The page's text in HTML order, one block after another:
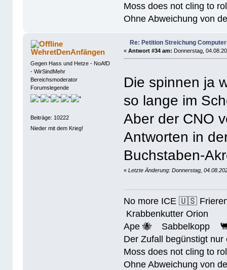
Moss does not cling to
Ohne Abweichung von
WehretDenAnfängen
Gegen Hass und Hetze - NoAfD
- WirSindMehr
Bereichsmoderator
Forumslegende
Beiträge: 10222
Nieder mit dem Krieg!
Re: Petition Streichung
«Antwort #34 am: Donnerstag,
Die spinnen ja
so lange im
Aber der CNO
Antworten in
Buchstaben-
«Letzte Änderung: Donnerstag,
No more ICE 🇺🇸
Krabbenkutter Orion
Ape 🐝 Sabbelkopp
Der Zufall begünstigt
Moss does not cling to
Ohne Abweichung von